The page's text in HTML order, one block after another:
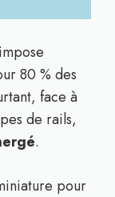
80 % des
face à
de rails,
.
pour